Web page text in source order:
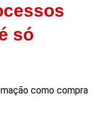
só
como compra